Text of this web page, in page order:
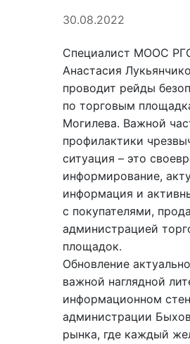
30.08.2022
Специалист МООС
Анастасия
проводит рейды
по торговым
Могилева. Важной
профилактики
ситуация – это
информирование,
информация и
с покупателями,
администрацией
площадок.
Обновление
важной наглядной
информационном
администрации
рынка, где каждый